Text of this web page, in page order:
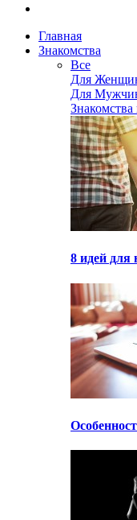
Главная
Знакомства
Все
Для
Для
8 идей для